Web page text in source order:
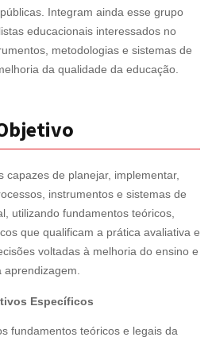
Integram ainda esse grupo
educacionais interessados no
metodologias e sistemas de
da qualidade da educação.
capazes de planejar, implementar,
instrumentos e sistemas de
utilizando fundamentos teóricos,
que qualificam a prática avaliativa e
voltadas à melhoria do ensino e
aprendizagem.
Específicos
fundamentos teóricos e legais da